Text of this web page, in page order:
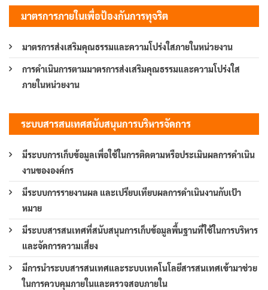
มาตรการภายในเพื่อป้องกันการทุจริต
มาตรการส่งเสริมคุณธรรมและความโปร่งใสภายในหน่วยงาน
การดำเนินการตามมาตรการส่งเสริมคุณธรรมและความโปร่งใส
ภายในหน่วยงาน
ระบบสารสนเทศสนับสนุนการบริหารจัดการ
มีระบบการเก็บข้อมูลเพื่อใช้ในการติดตามหรือประเมินผลการดำเนิน
งานขององค์กร
มีระบบการรายงานผล และเปรียบเทียบผลการดำเนินงานกับเป้า
หมาย
มีระบบสารสนเทศที่สนับสนุนการเก็บข้อมูลพื้นฐานที่ใช้ในการบริหาร
และจัดการความเสี่ยง
มีการนำระบบสารสนเทศและระบบเทคโนโลยีสารสนเทศเข้ามาช่วย
ในการควบคุมภายในและตรวจสอบภายใน